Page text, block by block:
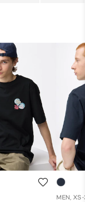
MEN,